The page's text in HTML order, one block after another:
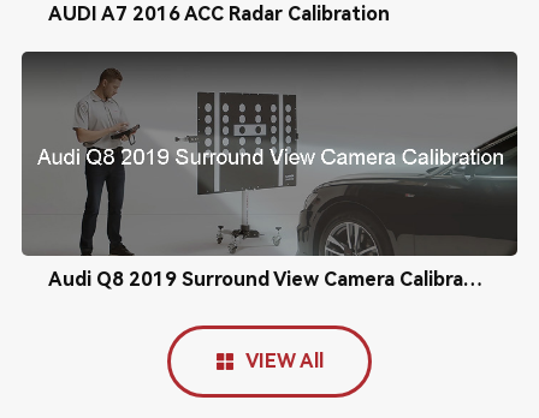
AUDI A7 2016 ACC Radar Calibration
Audi Q8 2019 Surround View Camera Calibration
VIEW All